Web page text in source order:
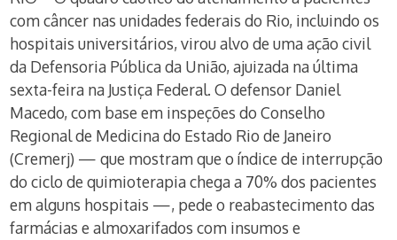
com câncer nas unidades federais do Rio, incluindo os
hospitais universitários, virou alvo de uma ação civil
da Defensoria Pública da União, ajuizada na última
sexta-feira na Justiça Federal. O defensor Daniel
Macedo, com base em inspeções do Conselho
Regional de Medicina do Estado Rio de Janeiro
(Cremerj) — que mostram que o índice de interrupção
do ciclo de quimioterapia chega a 70% dos pacientes
em alguns hospitais —, pede o reabastecimento das
farmácias e almoxarifados com insumos e